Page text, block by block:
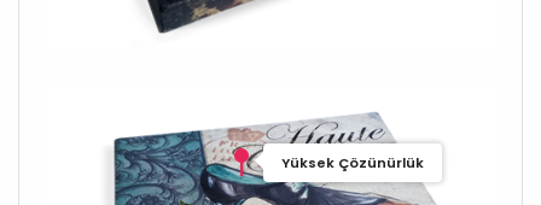
Yüksek Çözünürlük